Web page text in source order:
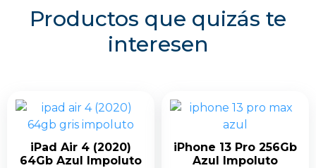
Productos que quizás te
interesen
iPad Air 4 (2020)
64Gb Azul Impoluto
iPhone 13 Pro 256Gb
Azul Impoluto